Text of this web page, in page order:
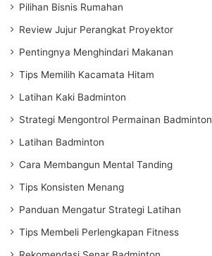
Pilihan Bisnis Rumahan
Review Jujur Perangkat Proyektor
Pentingnya Menghindari Makanan
Tips Memilih Kacamata Hitam
Latihan Kaki Badminton
Strategi Mengontrol Permainan Badminton
Latihan Badminton
Cara Membangun Mental Tanding
Tips Konsisten Menang
Panduan Mengatur Strategi Latihan
Tips Membeli Perlengkapan Fitness